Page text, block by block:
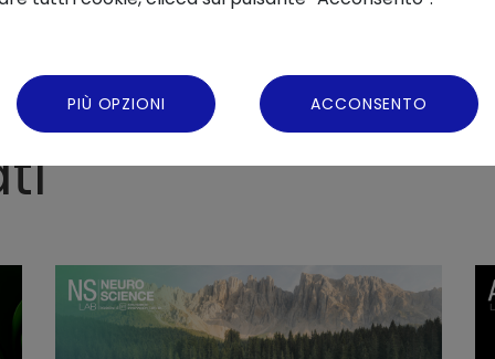
Cavalieri Ottolenghi (NICO).
PIÙ OPZIONI ACCONSENTO